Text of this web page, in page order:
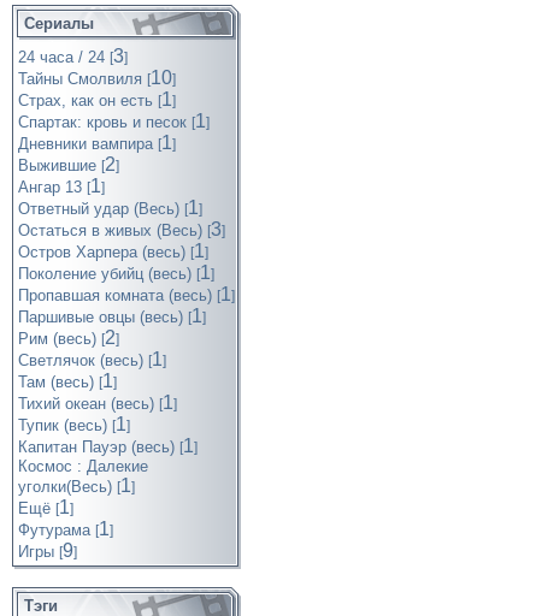
Сериалы
24 часа / 24 [3]
Тайны Смолвиля [10]
Страх, как он есть [1]
Спартак: кровь и песок [1]
Дневники вампира [1]
Выжившие [2]
Ангар 13 [1]
Ответный удар (Весь) [1]
Остаться в живых (Весь) [3]
Остров Харпера (весь) [1]
Поколение убийц (весь) [1]
Пропавшая комната (весь) [1]
Паршивые овцы (весь) [1]
Рим (весь) [2]
Светлячок (весь) [1]
Там (весь) [1]
Тихий океан (весь) [1]
Тупик (весь) [1]
Капитан Пауэр (весь) [1]
Космос : Далекие
уголки(Весь) [1]
Ещё [1]
Футурама [1]
Игры [9]
Тэги